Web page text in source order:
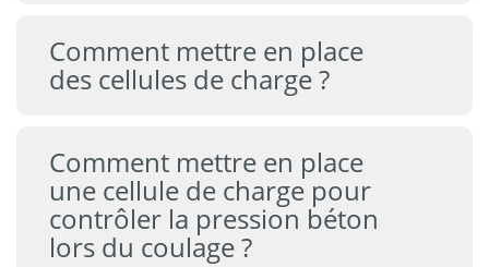
Comment mettre en place
des cellules de charge ?
Comment mettre en place
une cellule de charge pour
contrôler la pression béton
lors du coulage ?